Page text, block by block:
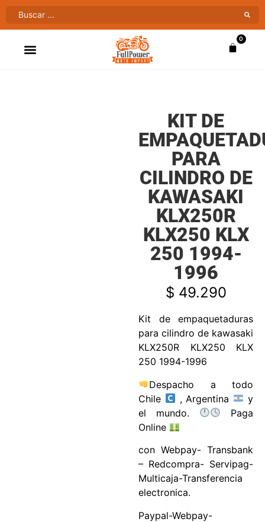
0
KIT DE
PARA
CILINDRO DE
KAWASAKI
KLX250R
KLX250 KLX
250 1994-
1996
$ 49.290
Kit de empaquetaduras
para cilindro de kawasaki
KLX250R KLX250 KLX
250 1994-1996
Despacho a todo
Chile
, Argentina
y
el mundo.
Paga
Online
con Webpay- Transbank
– Redcompra- Servipag-
Multicaja-Transferencia
electronica.
Paypal-Webpay-